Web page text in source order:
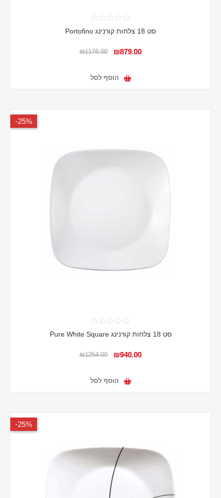
סט 18 צלחות קורנינג Portofino
₪879.00
₪1176.00
הוסף לסל
25%-
סט 18 צלחות קורנינג Pure White Square
₪940.00
₪1254.00
הוסף לסל
25%-